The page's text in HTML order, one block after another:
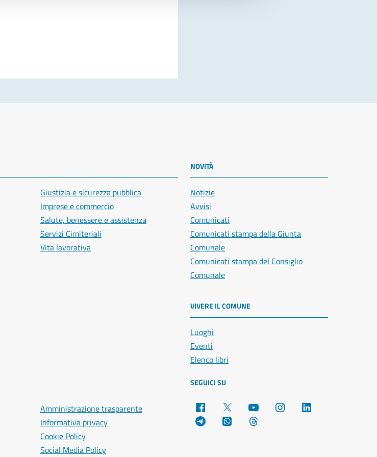
Giustizia e sicurezza pubblica
Imprese e commercio
Salute, benessere e assistenza
Servizi Cimiteriali
Vita lavorativa
NOVITÀ
Notizie
Avvisi
Comunicati
Comunicati stampa della Giunta
Comunale
Comunicati stampa del Consiglio
Comunale
VIVERE IL COMUNE
Luoghi
Eventi
Elenco libri
Amministrazione trasparente
Informativa privacy
Cookie Policy
Social Media Policy
SEGUICI SU
Facebook YouTube Instagram
Telegram WhatsApp